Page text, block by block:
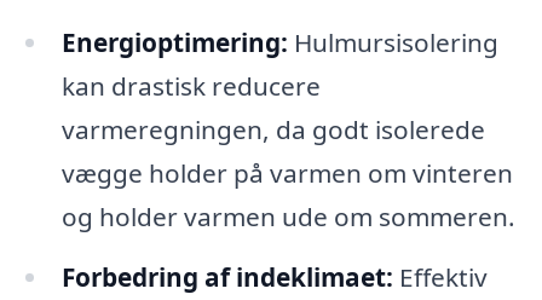
Energioptimering: Hulmursisolering
kan drastisk reducere
varmeregningen, da godt isolerede
vægge holder på varmen om vinteren
og holder varmen ude om sommeren.
Forbedring af indeklimaet: Effektiv